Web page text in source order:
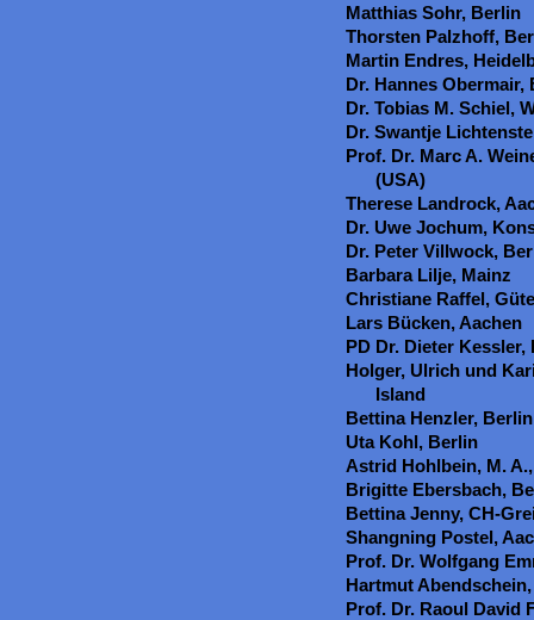
Matthias Sohr, Berlin
Thorsten Palzhoff,
Martin Endres,
Dr. Hannes Obermair,
Dr. Tobias M. Schiel,
Dr. Swantje
Prof. Dr. Marc A.
(USA)
Therese Landrock,
Dr. Uwe Jochum,
Dr. Peter Villwock,
Barbara Lilje, Mainz
Christiane Raffel,
Lars Bücken, Aachen
PD Dr. Dieter Kessler,
Holger, Ulrich und
Island
Bettina Henzler, Berlin
Uta Kohl, Berlin
Astrid Hohlbein, M.
Brigitte Ebersbach,
Bettina Jenny, CH-
Shangning Postel,
Prof. Dr. Wolfgang
Hartmut
Prof. Dr. Raoul David